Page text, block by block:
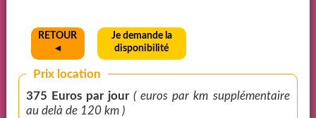
RETOUR
◄
Je demande la
disponibilité
Prix location
375 Euros par jour ( euros par km supplémentaire
au delà de 120 km )